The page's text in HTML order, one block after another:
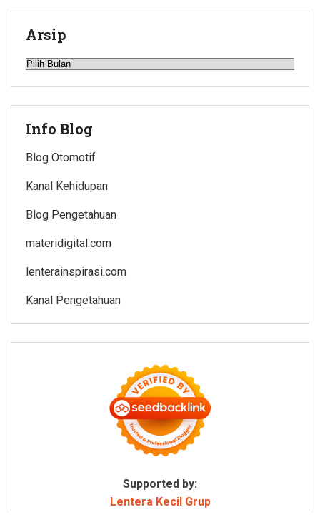
Arsip
Arsip
Info Blog
Blog Otomotif
Kanal Kehidupan
Blog Pengetahuan
materidigital.com
lenterainspirasi.com
Kanal Pengetahuan
Supported by:
Lentera Kecil Grup